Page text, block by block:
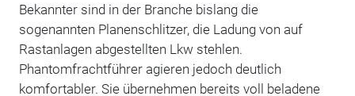
Bekannter sind in der Branche bislang die
sogenannten Planenschlitzer, die Ladung von auf
Rastanlagen abgestellten Lkw stehlen.
Phantomfrachtführer agieren jedoch deutlich
komfortabler. Sie übernehmen bereits voll beladene